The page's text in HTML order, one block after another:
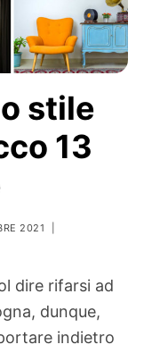
stile
13
2021
dire rifarsi ad
dunque,
indietro